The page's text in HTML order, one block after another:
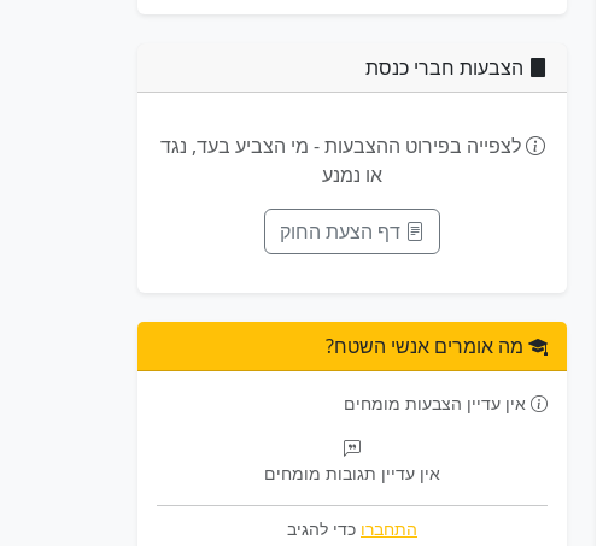
הצבעות חברי כנסת
לצפייה בפירוט ההצבעות - מי הצביע בעד, נגד
או נמנע
דף הצעת החוק
מה אומרים אנשי השטח?
אין עדיין הצבעות מומחים
אין עדיין תגובות מומחים
התחברו כדי להגיב